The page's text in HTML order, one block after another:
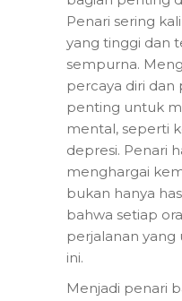
Penari sering
yang tinggi dan
sempurna.
percaya diri dan
penting untuk
mental, seperti
depresi. Penari
menghargai
bukan hanya
bahwa setiap
perjalanan yang
ini.
Menjadi penari